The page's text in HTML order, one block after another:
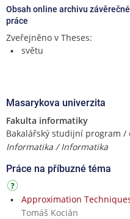
Obsah online archivu závěrečné
práce
Zveřejněno v Theses:
světu
Masarykova univerzita
Fakulta informatiky
Bakalářský studijní program /
Informatika / Informatika
Práce na příbuzné téma
Approximation
Tomáš Kocián